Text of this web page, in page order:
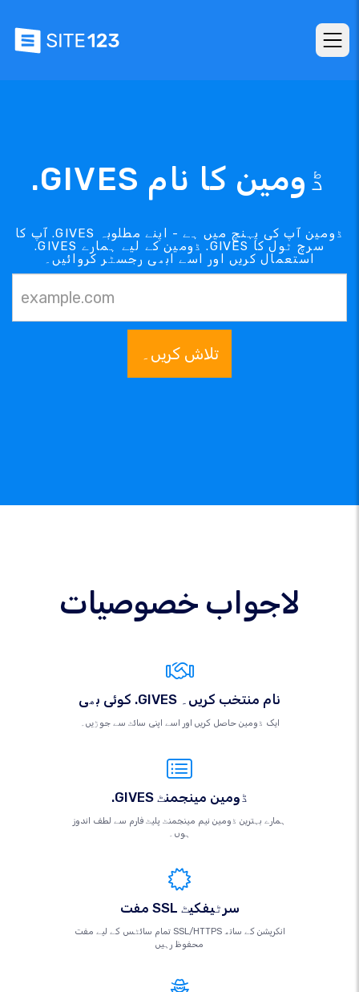
.GIVES ڈومین کا نام
آپ کا .GIVES ڈومین آپ کی پہنچ میں ہے - اپنے مطلوبہ
.GIVES ڈومین کے لیے ہمارے .GIVES سرچ ٹول کا
استعمال کریں اور اسے ابھی رجسٹر کروائیں۔
تلاش کریں۔
لاجواب خصوصیات
کوئی بھی .GIVES نام منتخب کریں۔
ایک ڈومین حاصل کریں اور اسے اپنی سائٹ سے جوڑیں۔
.GIVES ڈومین مینجمنٹ
ہمارے بہترین ڈومین نیم مینجمنٹ پلیٹ فارم سے لطف اندوز
ہوں۔
مفت SSL سرٹیفکیٹ
تمام سائٹس کے لیے مفت SSL/HTTPS انکرپشن کے ساتھ
محفوظ رہیں